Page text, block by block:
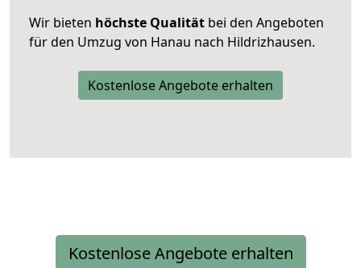
Wir bieten höchste Qualität bei den Angeboten
für den Umzug von Hanau nach Hildrizhausen.
Kostenlose Angebote erhalten
Kostenlose Angebote erhalten